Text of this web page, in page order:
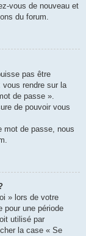
vous de nouveau et
du forum.
pas être
rendre sur la
de passe ».
de pouvoir vous
mot de passe, nous
» lors de votre
pour une période
utilisé par
la case « Se